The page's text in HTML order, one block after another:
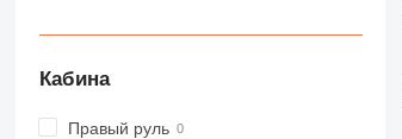
Кабина
Правый руль